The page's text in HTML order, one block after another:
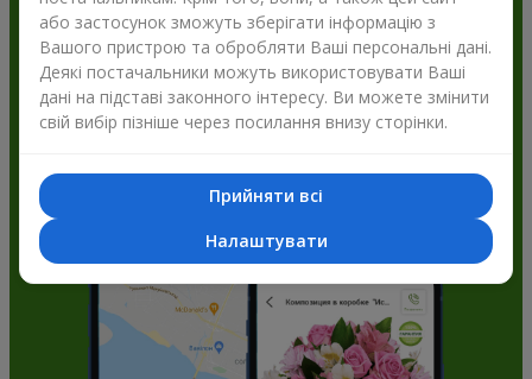
Flowers.ua і отримуйте бонуси
або застосунок зможуть зберігати інформацію з
Вашого пристрою та обробляти Ваші персональні дані.
Деякі постачальники можуть використовувати Ваші
дані на підставі законного інтересу. Ви можете змінити
свій вибір пізніше через посилання внизу сторінки.
Прийняти всі
Налаштувати